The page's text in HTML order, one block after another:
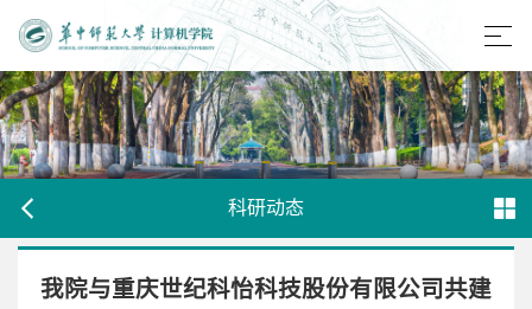
科研动态
我院与重庆世纪科怡科技股份有限公司共建